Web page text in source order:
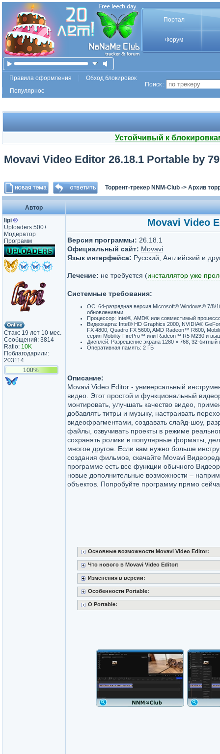
Портал
Форум
Правила оформления
Обход блокировок
Популярное
Поиск :
Устойчивый к
Movavi Video Editor 26.18.1 Portable by
Торрент-трекер NNM-Club -> Архив
Автор
lipi ®
Uploaders 500+
Модератор
Программ
Стаж: 19 лет 10 мес.
Сообщений: 3814
Ratio: 10K
Поблагодарили:
203114
100%
Movavi Video
Версия программы: 26.18.1
Официальный сайт: Movavi
Язык интерфейса: Русский, Английский и
Лечение: не требуется (инсталлятор уже
Системные требования:
ОС: 64-разрядная версия Microsoft® Windows® 7/8/
обновлениями
Процессор: Intel®, AMD® или совместимый
Видеокарта: Intel® HD Graphics 2000, NVIDIA®
FX 4800, Quadro FX 5600, AMD Radeon™ R600,
серия Mobility FirePro™ или Radeon™ R5 M230 и
Дисплей: Разрешение экрана 1280 × 768, 32-битный
Оперативная память: 2 ГБ
Описание:
Movavi Video Editor - универсальный
видео. Этот простой и функциональный
монтировать, улучшать качество видео,
добавлять титры и музыку, настраивать
видеофрагментами, создавать слайд-шоу,
файлы, озвучивать проекты в режиме
сохранять ролики в популярные форматы,
многое другое. Если вам нужно больше
создания фильмов, скачайте Movavi
программе есть все функции обычного
новые дополнительные возможности –
объектов. Попробуйте программу прямо
Основные возможности Movavi Video Editor:
Что нового в Movavi Video Editor:
Изменения в версии:
Особенности Portable:
O Portable: